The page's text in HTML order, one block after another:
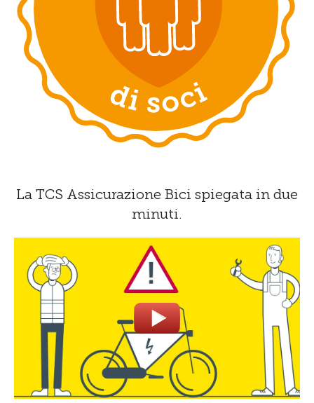
La TCS Assicurazione Bici spiegata in due
minuti.